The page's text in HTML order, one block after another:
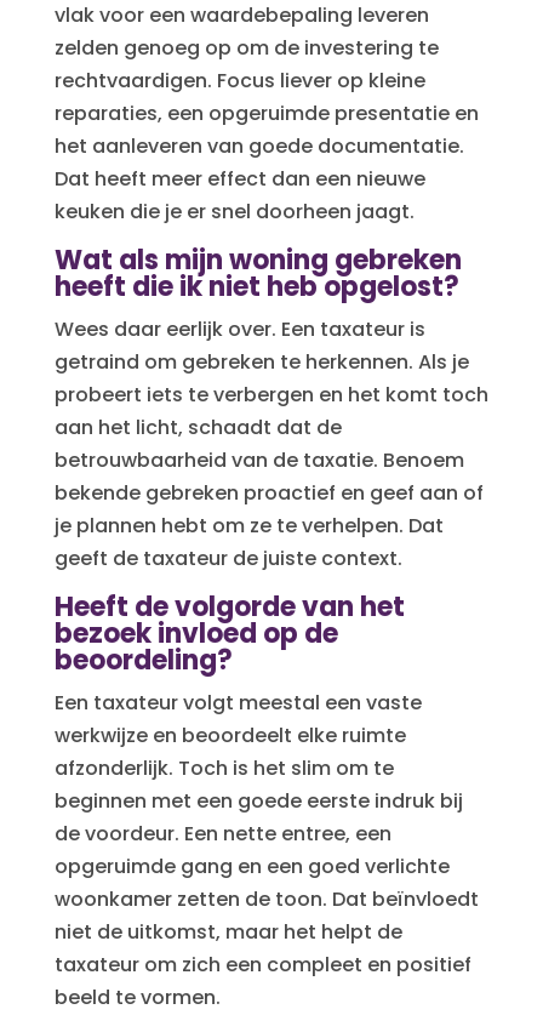
vlak voor een waardebepaling leveren
zelden genoeg op om de investering te
rechtvaardigen. Focus liever op kleine
reparaties, een opgeruimde presentatie en
het aanleveren van goede documentatie.
Dat heeft meer effect dan een nieuwe
keuken die je er snel doorheen jaagt.
Wat als mijn woning gebreken
heeft die ik niet heb opgelost?
Wees daar eerlijk over. Een taxateur is
getraind om gebreken te herkennen. Als je
probeert iets te verbergen en het komt toch
aan het licht, schaadt dat de
betrouwbaarheid van de taxatie. Benoem
bekende gebreken proactief en geef aan of
je plannen hebt om ze te verhelpen. Dat
geeft de taxateur de juiste context.
Heeft de volgorde van het
bezoek invloed op de
beoordeling?
Een taxateur volgt meestal een vaste
werkwijze en beoordeelt elke ruimte
afzonderlijk. Toch is het slim om te
beginnen met een goede eerste indruk bij
de voordeur. Een nette entree, een
opgeruimde gang en een goed verlichte
woonkamer zetten de toon. Dat beïnvloedt
niet de uitkomst, maar het helpt de
taxateur om zich een compleet en positief
beeld te vormen.